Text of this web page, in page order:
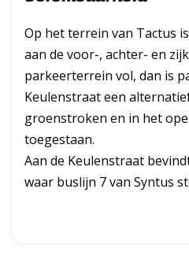
Op het terrein van Tactus
aan de voor-, achter- en
parkeerterrein vol, dan is
Keulenstraat een
groenstroken en in het
toegestaan.
Aan de Keulenstraat
waar buslijn 7 van Syntus